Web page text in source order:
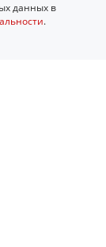
данных в
.